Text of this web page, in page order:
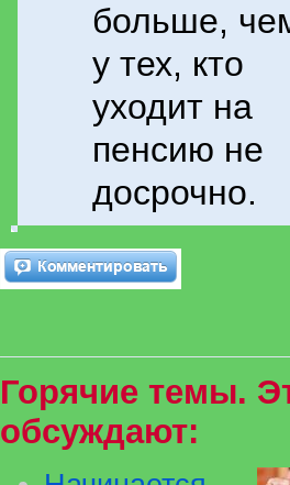
больше,
у тех, кто
уходит на
пенсию не
досрочно.
Горячие темы.
обсуждают: